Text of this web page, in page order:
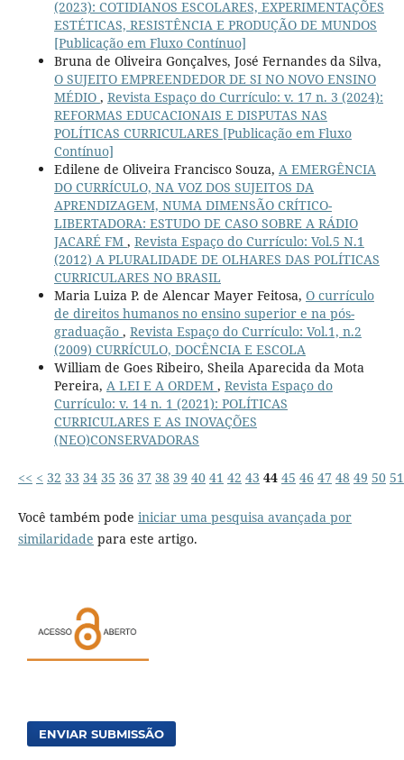
(2023): COTIDIANOS ESCOLARES, EXPERIMENTAÇÕES
ESTÉTICAS, RESISTÊNCIA E PRODUÇÃO DE MUNDOS
[Publicação em Fluxo Contínuo]
Bruna de Oliveira Gonçalves, José Fernandes da Silva,
O SUJEITO EMPREENDEDOR DE SI NO NOVO ENSINO
MÉDIO , Revista Espaço do Currículo: v. 17 n. 3 (2024):
REFORMAS EDUCACIONAIS E DISPUTAS NAS
POLÍTICAS CURRICULARES [Publicação em Fluxo
Contínuo]
Edilene de Oliveira Francisco Souza, A EMERGÊNCIA
DO CURRÍCULO, NA VOZ DOS SUJEITOS DA
APRENDIZAGEM, NUMA DIMENSÃO CRÍTICO-
LIBERTADORA: ESTUDO DE CASO SOBRE A RÁDIO
JACARÉ FM , Revista Espaço do Currículo: Vol.5 N.1
(2012) A PLURALIDADE DE OLHARES DAS POLÍTICAS
CURRICULARES NO BRASIL
Maria Luiza P. de Alencar Mayer Feitosa, O currículo
de direitos humanos no ensino superior e na pós-
graduação , Revista Espaço do Currículo: Vol.1, n.2
(2009) CURRÍCULO, DOCÊNCIA E ESCOLA
William de Goes Ribeiro, Sheila Aparecida da Mota
Pereira, A LEI E A ORDEM , Revista Espaço do
Currículo: v. 14 n. 1 (2021): POLÍTICAS
CURRICULARES E AS INOVAÇÕES
(NEO)CONSERVADORAS
<< < 32 33 34 35 36 37 38 39 40 41 42 43 44 45 46 47 48 49 50 51
Você também pode iniciar uma pesquisa avançada por
similaridade para este artigo.
ENVIAR SUBMISSÃO